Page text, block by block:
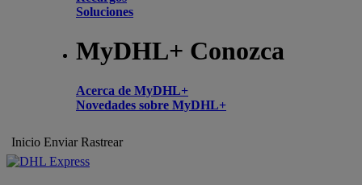
Soluciones
MyDHL+ Conozca
Acerca de MyDHL+
Novedades sobre MyDHL+
Inicio Enviar Rastrear